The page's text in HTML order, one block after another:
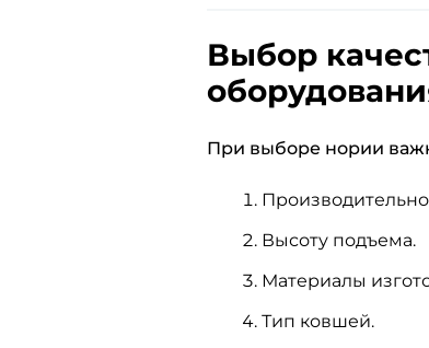
Выбор
При выборе нории
Высоту подъема.
Материалы
Тип ковшей.